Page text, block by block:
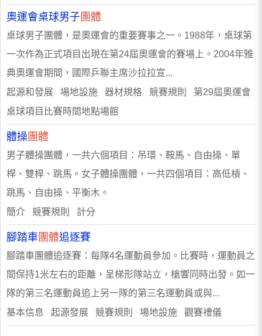
奧運會桌球男子團體
桌球男子團體，是奧運會的重要賽事之一。1988年，桌球第
一次作為正式項目出現在第24屆奧運會的賽場上。2004年雅
典奧運會期間，國際乒聯主席沙拉拉宣...
起源和發展 場地設施 器材規格 競賽規則 第29屆奧運會
桌球項目比賽時間地點場館
體操團體
男子體操團體，一共六個項目：吊環、鞍馬、自由操、單
桿、雙桿、跳馬。女子體操團體，一共四個項目：高低槓、
跳馬、自由操、平衡木。
簡介 競賽規則 計分
腳踏車團體追逐賽
腳踏車團體追逐賽：每隊4名運動員參加。比賽時，運動員之
間保持1米左右的距離，呈梯形隊站立，槍響同時出發。如一
隊的第三名運動員追上另一隊的第三名運動員或與...
基本信息 起源發展 競賽規則 場地設施 觀賽禮儀